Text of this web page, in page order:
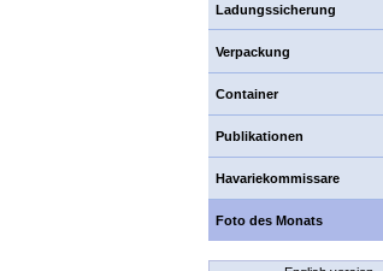
Ladungssicherung
Verpackung
Container
Publikationen
Havariekommissare
Foto des Monats